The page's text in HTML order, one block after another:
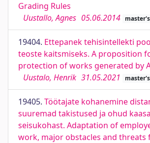
Grading Rules
Uustallo, Agnes 05.06.2014
19404. Ettepanek tehisintellekti
teoste kaitsmiseks. A proposition
protection of works generated by
Uustalo, Henrik 31.05.2021
19405. Töötajate kohanemine
suuremad takistused ja ohud
seisukohast. Adaptation of
work, major obstacles and threats